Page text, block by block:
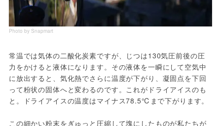
Photo by Snapmart
常温では気体の二酸化炭素ですが、じつは130気圧前後の圧
力をかけると液体になります。その液体を一瞬にして空気中
に放出すると、気化熱でさらに温度が下がり、凝固点を下回
って粉状の固体へと変わるのです。これがドライアイスのも
と。ドライアイスの温度はマイナス78.5℃まで下がります。
この細かい粉末をぎゅっと圧縮して塊にしたものが私たちが